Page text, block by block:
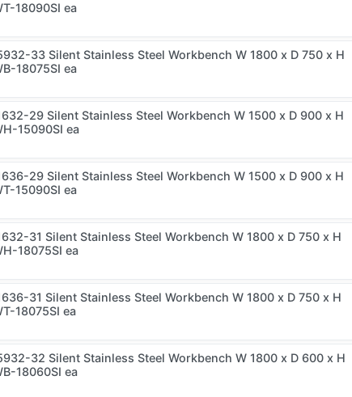
18090SI ea
33 Silent Stainless Steel Workbench W 1800 x D 750 x H
18075SI ea
29 Silent Stainless Steel Workbench W 1500 x D 900 x H
15090SI ea
29 Silent Stainless Steel Workbench W 1500 x D 900 x H
15090SI ea
31 Silent Stainless Steel Workbench W 1800 x D 750 x H
18075SI ea
31 Silent Stainless Steel Workbench W 1800 x D 750 x H
18075SI ea
32 Silent Stainless Steel Workbench W 1800 x D 600 x H
18060SI ea